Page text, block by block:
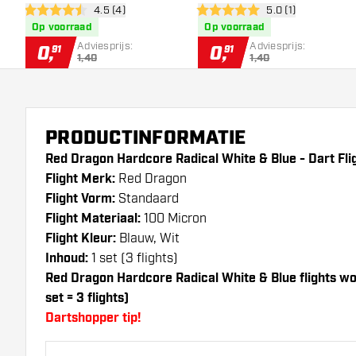
Dart Flightsopen reviews drawer
4.5 score sterren4.5 (4)
Op voorraad
0,91 Adviesprijs:
1,40
Geometric - Dart Flights
open reviews
5 score sterren5.0 (1)
Op voorraad
0,91 Adviesprijs:
1,40
PRODUCTINFORMATIE
Red Dragon Hardcore Radical White & Blue - Dart
Flight Merk: Red Dragon
Flight Vorm: Standaard
Flight Materiaal: 100 Micron
Flight Kleur: Blauw, Wit
Inhoud: 1 set (3 flights)
Red Dragon Hardcore Radical White & Blue flights
set = 3 flights)
Dartshopper tip!